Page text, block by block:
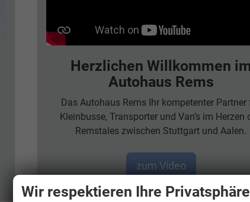
Herzlichen Willkommen im
Autohaus Rems
Das Autohaus Rems Ihr kompetenter Partner
Kleinbusse, Transporter und Van’s im Herzen
Remstales zwischen Stuttgart und Aalen.
zum Video
Wir respektieren Ihre Privatsphäre